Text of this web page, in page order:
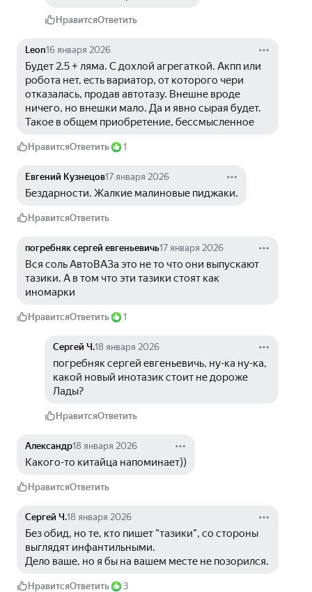
НравитсяОтветить
Leon16 января 2026
Будет 2.5 + ляма. С дохлой агрегаткой. Акпп или
робота нет, есть вариатор, от которого чери
отказалась, продав автотазу. Внешне вроде
ничего, но внешки мало. Да и явно сырая будет.
Такое в общем приобретение, бессмысленное
НравитсяОтветить 1
Евгений Кузнецов17 января 2026
Бездарности. Жалкие малиновые пиджаки.
НравитсяОтветить
погребняк сергей евгеньевичь17 января 2026
Вся соль АвтоВАЗа это не то что они выпускают
тазики. А в том что эти тазики стоят как
иномарки
НравитсяОтветить 1
Сергей Ч.18 января 2026
погребняк сергей евгеньевичь, ну-ка ну-ка,
какой новый инотазик стоит не дороже
Лады?
НравитсяОтветить
Александр18 января 2026
Какого-то китайца напоминает))
НравитсяОтветить
Сергей Ч.18 января 2026
Без обид, но те, кто пишет "тазики", со стороны
выглядят инфантильными.
Дело ваше, но я бы на вашем месте не позорился.
НравитсяОтветить 3